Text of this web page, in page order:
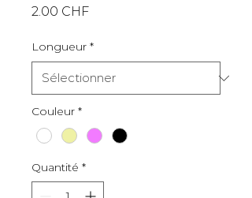
2.00 CHFPrix
Longueur *
Couleur *
Quantité *